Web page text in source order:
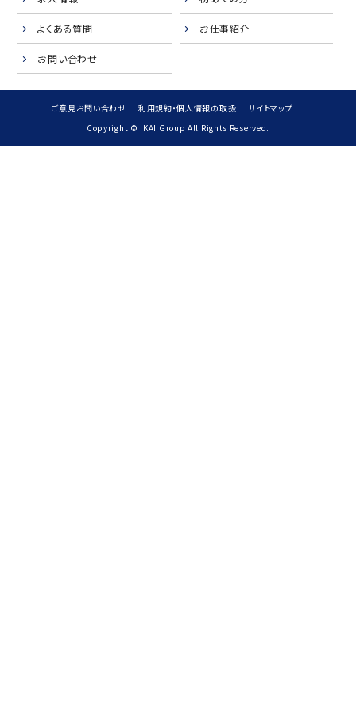
よくある質問 お仕事紹介
お問い合わせ
ご意見お問い合わせ 利用規約・個人情報の取扱
サイトマップ
Copyright © IKAI Group All Rights Reserved.